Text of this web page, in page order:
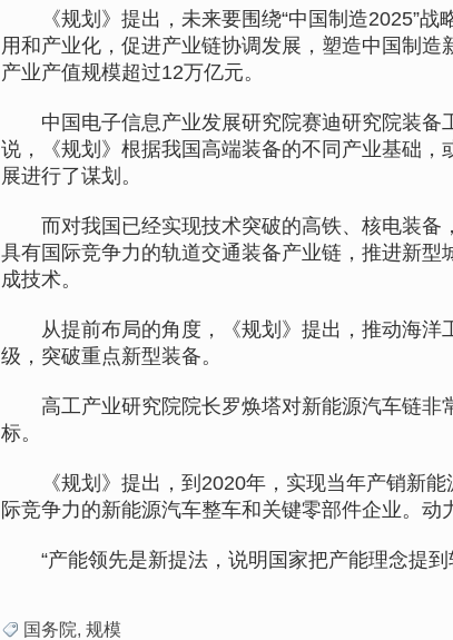
《规划》提出，未来要围绕“中国制造2025”战
用和产业化，促进产业链协调发展，塑造中国制
产业产值规模超过12万亿元。
中国电子信息产业发展研究院赛迪研究院装备
说，《规划》根据我国高端装备的不同产业基础
展进行了谋划。
而对我国已经实现技术突破的高铁、核电装备
具有国际竞争力的轨道交通装备产业链，推进新
成技术。
从提前布局的角度，《规划》提出，推动海洋
级，突破重点新型装备。
高工产业研究院院长罗焕塔对新能源汽车链非
标。
《规划》提出，到2020年，实现当年产销新能
际竞争力的新能源汽车整车和关键零部件企业。动
“产能领先是新提法，说明国家把产能理念提到
国务院, 规模